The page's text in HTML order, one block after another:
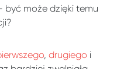
być może dzięki temu
,drugiego i